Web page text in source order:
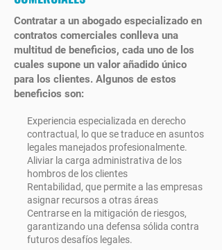
Contratar a un abogado especializado en
contratos comerciales conlleva una
multitud de beneficios, cada uno de los
cuales supone un valor añadido único
para los clientes. Algunos de estos
beneficios son:
Experiencia especializada en derecho
contractual, lo que se traduce en asuntos
legales manejados profesionalmente.
Aliviar la carga administrativa de los
hombros de los clientes
Rentabilidad, que permite a las empresas
asignar recursos a otras áreas
Centrarse en la mitigación de riesgos,
garantizando una defensa sólida contra
futuros desafíos legales.